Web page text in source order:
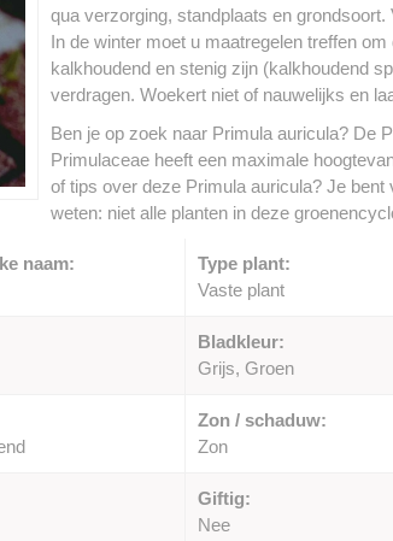
qua verzorging, standplaats en
In de winter moet u maatregelen treffen
kalkhoudend en stenig zijn (kalkhoudend
verdragen. Woekert niet of nauwelijks en
Ben je op zoek naar Primula auricula? De
Primulaceae heeft een maximale
of tips over deze Primula auricula? Je
weten: niet alle planten in deze
naam:
Type plant:
Vaste plant
Bladkleur:
Grijs, Groen
Zon / schaduw:
Zon
Giftig:
Nee